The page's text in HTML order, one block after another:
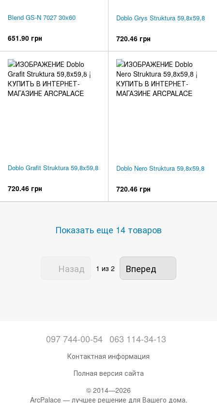
Blend GS-N 7027 30x60
651.90 грн
Doblo Grys Struktura 59,8x59,8
720.46 грн
Doblo Grafit Struktura 59,8x59,8
720.46 грн
Doblo Nero Struktura 59,8x59,8
720.46 грн
Показать еще 14 товаров
Назад 1 из 2 Вперед
097 744-00-54 063 114-34-13
Контактная информация
Полная версия сайта
© 2014—2026
ArcPalace — лучшее решение для Вашего дома.